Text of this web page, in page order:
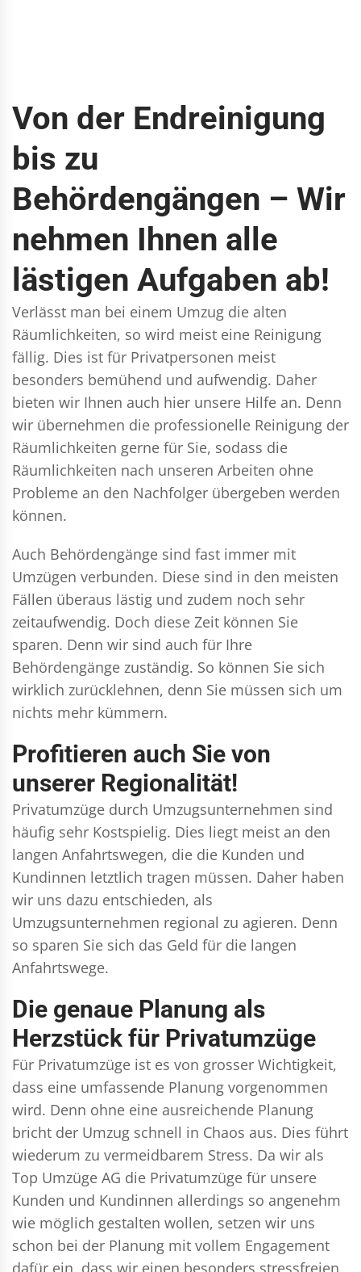
Von der Endreinigung
bis zu
Behördengängen – Wir
nehmen Ihnen alle
lästigen Aufgaben ab!
Verlässt man bei einem Umzug die alten
Räumlichkeiten, so wird meist eine Reinigung
fällig. Dies ist für Privatpersonen meist
besonders bemühend und aufwendig. Daher
bieten wir Ihnen auch hier unsere Hilfe an. Denn
wir übernehmen die professionelle Reinigung der
Räumlichkeiten gerne für Sie, sodass die
Räumlichkeiten nach unseren Arbeiten ohne
Probleme an den Nachfolger übergeben werden
können.
Auch Behördengänge sind fast immer mit
Umzügen verbunden. Diese sind in den meisten
Fällen überaus lästig und zudem noch sehr
zeitaufwendig. Doch diese Zeit können Sie
sparen. Denn wir sind auch für Ihre
Behördengänge zuständig. So können Sie sich
wirklich zurücklehnen, denn Sie müssen sich um
nichts mehr kümmern.
Profitieren auch Sie von
unserer Regionalität!
Privatumzüge durch Umzugsunternehmen sind
häufig sehr Kostspielig. Dies liegt meist an den
langen Anfahrtswegen, die die Kunden und
Kundinnen letztlich tragen müssen. Daher haben
wir uns dazu entschieden, als
Umzugsunternehmen regional zu agieren. Denn
so sparen Sie sich das Geld für die langen
Anfahrtswege.
Die genaue Planung als
Herzstück für Privatumzüge
Für Privatumzüge ist es von grosser Wichtigkeit,
dass eine umfassende Planung vorgenommen
wird. Denn ohne eine ausreichende Planung
bricht der Umzug schnell in Chaos aus. Dies führt
wiederum zu vermeidbarem Stress. Da wir als
Top Umzüge AG die Privatumzüge für unsere
Kunden und Kundinnen allerdings so angenehm
wie möglich gestalten wollen, setzen wir uns
schon bei der Planung mit vollem Engagement
dafür ein, dass wir einen besonders stressfreien